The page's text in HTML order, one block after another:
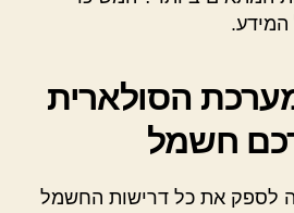
המידע.
הסולארית
חשמל
לספק את כל דרישות החשמל